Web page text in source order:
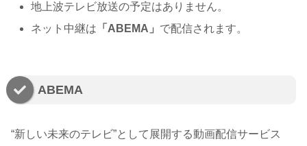
地上波テレビ放送の予定はありません。
ネット中継は 「ABEMA」 で配信されます。
ABEMA
“新しい未来のテレビ”として展開する動画配信サービス